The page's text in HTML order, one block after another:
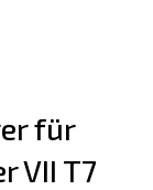
für
VII T7